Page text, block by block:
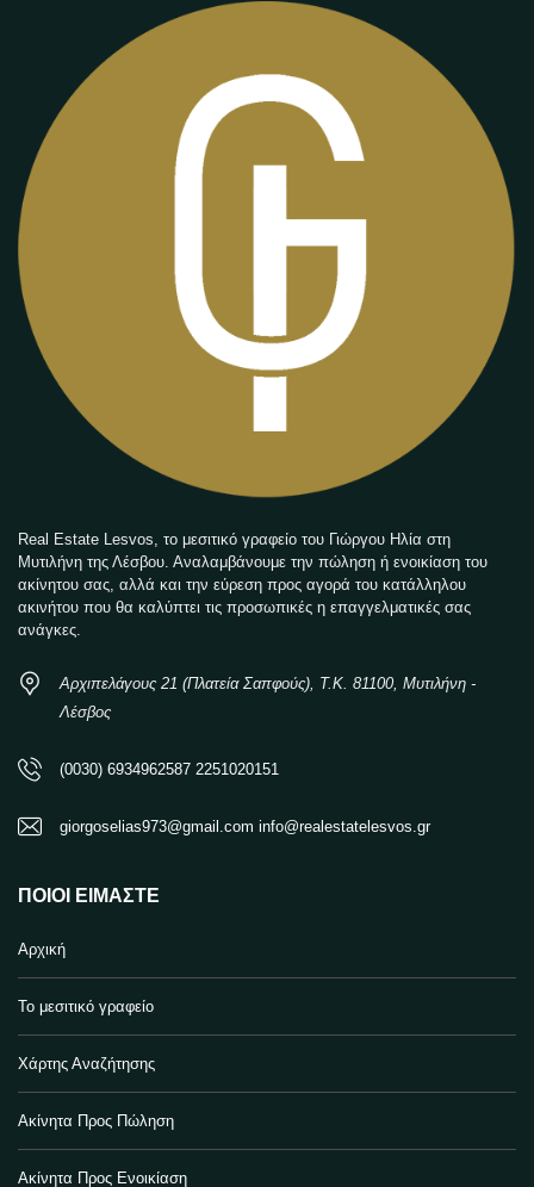
Real Estate Lesvos, το μεσιτικό γραφείο του Γιώργου Ηλία στη
Μυτιλήνη της Λέσβου. Αναλαμβάνουμε την πώληση ή ενοικίαση του
ακίνητου σας, αλλά και την εύρεση προς αγορά του κατάλληλου
ακινήτου που θα καλύπτει τις προσωπικές η επαγγελματικές σας
ανάγκες.
Αρχιπελάγους 21 (Πλατεία Σαπφούς), Τ.Κ. 81100, Μυτιλήνη -
Λέσβος
(0030) 6934962587 2251020151
giorgoselias973@gmail.com info@realestatelesvos.gr
ΠΟΙΟΙ ΕΊΜΑΣΤΕ
Αρχική
Το μεσιτικό γραφείο
Χάρτης Αναζήτησης
Ακίνητα Προς Πώληση
Ακίνητα Προς Ενοικίαση